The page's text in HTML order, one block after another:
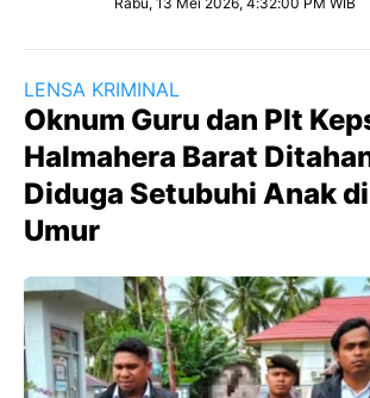
LENSA KRIMINAL
Oknum Guru dan Plt
Halmahera Barat
Diduga Setubuhi Anak
Umur